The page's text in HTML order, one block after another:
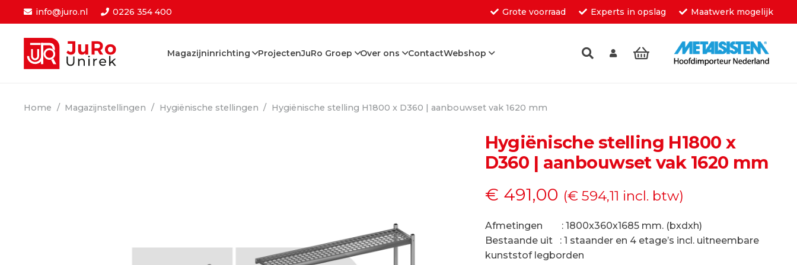
info@juro.nl 0226 354 400 Grote voorraad Experts in opslag Maatwerk mogelijk
Magazijninrichting ProjectenJuRo Groep Over ons ContactWebshop
Home / Magazijnstellingen / Hygiënische stellingen / Hygiënische stelling H1800 x D360 | aanbouwset vak 1620 mm
Hygiënische stelling H1800 x
D360 | aanbouwset vak 1620 mm
€ 491,00 (€594,11 incl. btw)
Afmetingen : 1800x360x1685 mm. (bxdxh)
Bestaande uit : 1 staander en 4 etage’s incl. uitneembare
kunststof legborden